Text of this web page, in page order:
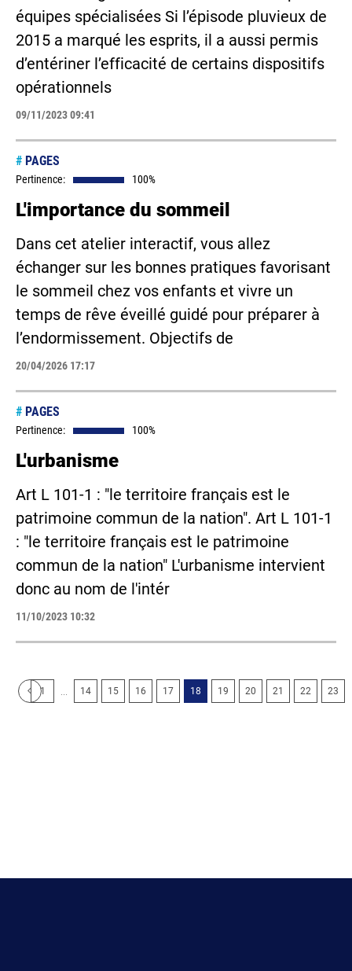
équipes spécialisées Si l’épisode pluvieux de
2015 a marqué les esprits, il a aussi permis
d’entériner l’efficacité de certains dispositifs
opérationnels
09/11/2023 09:41
# PAGES
Pertinence: 100%
L'importance du sommeil
Dans cet atelier interactif, vous allez
échanger sur les bonnes pratiques favorisant
le sommeil chez vos enfants et vivre un
temps de rêve éveillé guidé pour préparer à
l’endormissement. Objectifs de
20/04/2026 17:17
# PAGES
Pertinence: 100%
L'urbanisme
Art L 101-1 : "le territoire français est le
patrimoine commun de la nation". Art L 101-1
: "le territoire français est le patrimoine
commun de la nation" L'urbanisme intervient
donc au nom de l'intér
11/10/2023 10:32
1 14 15 16 17 18 19 20 21 22 23